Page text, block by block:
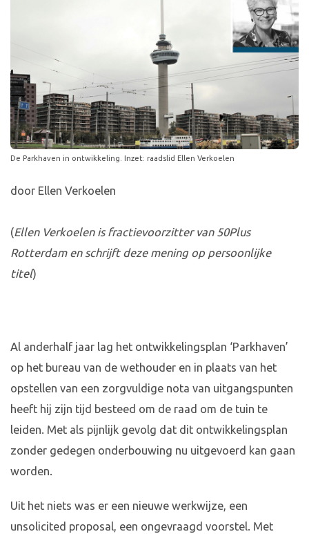
De Parkhaven in ontwikkeling. Inzet: raadslid Ellen Verkoelen
door Ellen Verkoelen
(Ellen Verkoelen is fractievoorzitter van 50Plus
Rotterdam en schrijft deze mening op persoonlijke
titel)
Al anderhalf jaar lag het ontwikkelingsplan ‘Parkhaven’
op het bureau van de wethouder en in plaats van het
opstellen van een zorgvuldige nota van uitgangspunten
heeft hij zijn tijd besteed om de raad om de tuin te
leiden. Met als pijnlijk gevolg dat dit ontwikkelingsplan
zonder gedegen onderbouwing nu uitgevoerd kan gaan
worden.
Uit het niets was er een nieuwe werkwijze, een
unsolicited proposal, een ongevraagd voorstel. Met